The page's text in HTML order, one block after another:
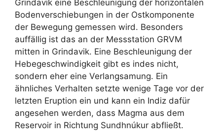
Grindavik eine Beschleunigung der horizontalen
Bodenverschiebungen in der Ostkomponente
der Bewegung gemessen wird. Besonders
auffällig ist das an der Messstation GRVM
mitten in Grindavik. Eine Beschleunigung der
Hebegeschwindigkeit gibt es indes nicht,
sondern eher eine Verlangsamung. Ein
ähnliches Verhalten setzte wenige Tage vor der
letzten Eruption ein und kann ein Indiz dafür
angesehen werden, dass Magma aus dem
Reservoir in Richtung Sundhnúkur abfließt.